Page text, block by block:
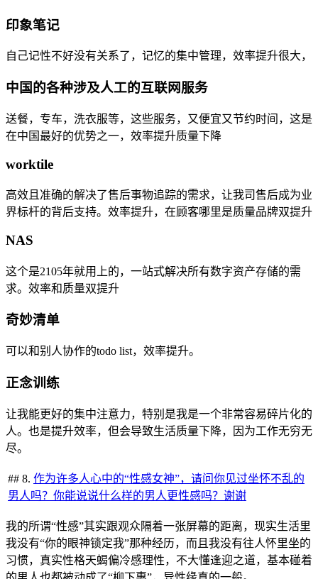
印象笔记
自己记性不好没有关系了，记忆的集中管理，效率提升很大，
中国的各种涉及人工的互联网服务
送餐，专车，洗衣服等，这些服务，又便宜又节约时间，这是
在中国最好的优势之一，效率提升质量下降
worktile
高效且准确的解决了售后事物追踪的需求，让我司售后成为业
界标杆的背后支持。效率提升，在顾客哪里是质量品牌双提升
NAS
这个是2105年就用上的，一站式解决所有数字资产存储的需
求。效率和质量双提升
奇妙清单
可以和别人协作的todo list，效率提升。
正念训练
让我能更好的集中注意力，特别是我是一个非常容易碎片化的
人。也是提升效率，但会导致生活质量下降，因为工作无穷无
尽。
## 8. 作为许多人心中的“性感女神”，请问你见过坐怀不乱的
男人吗？你能说说什么样的男人更性感吗？谢谢
我的所谓“性感”其实跟观众隔着一张屏幕的距离，现实生活里
我没有“你的眼神锁定我”那种经历，而且我没有往人怀里坐的
习惯，真实性格天蝎偏冷感理性，不大懂逢迎之道，基本碰着